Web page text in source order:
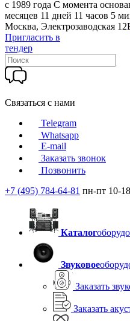
c 1989 года С момента
месяцев 11 дней 11 часов 5
Москва, Электрозаводская
Пригласить в
тендер
Связаться с нами
Telegram
Whatsapp
E-mail
Заказать звонок
Позвонить
+7 (495) 784-64-81 пн-пт 10-18
Каталог
Звуковое
Заказать
Заказать